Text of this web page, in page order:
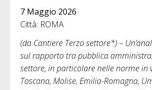
7 Maggio 2026
Città: ROMA
(da Cantiere Terzo settore*) –
sul rapporto tra pubblica
settore, in particolare nelle norme in
Toscana, Molise, Emilia-Romagna,